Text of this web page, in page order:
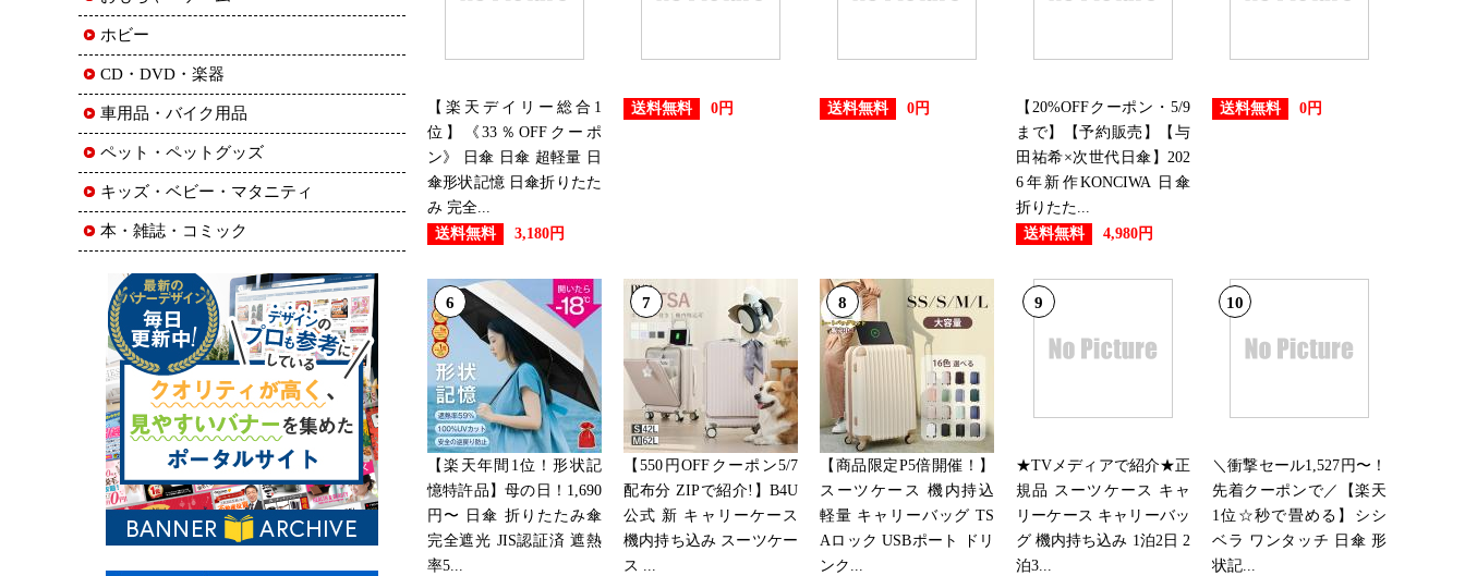
【楽天デイリー総合1
位】《33％OFFクーポ
ン》 日傘 日傘 超軽量 日
傘形状記憶 日傘折りたた
み 完全...
送料無料
3,180円
送料無料 0円 送料無料 0円
【20%OFFクーポン・5/9
まで】【予約販売】【与
田祐希×次世代日傘】202
6年新作KONCIWA 日傘
折りたた...
送料無料
4,980円
送料無料 0円
6
【楽天年間1位！形状記
憶特許品】母の日！1,690
円〜 日傘 折りたたみ傘
完全遮光 JIS認証済 遮熱
率5...
7
【550円OFFクーポン5/7
配布分 ZIPで紹介!】B4U
公式 新 キャリーケース
機内持ち込み スーツケー
ス ...
8
【商品限定P5倍開催！】
スーツケース 機内持込
軽量 キャリーバッグ TS
Aロック USBポート ドリ
ンク...
9
★TVメディアで紹介★正
規品 スーツケース キャ
リーケース キャリーバッ
グ 機内持ち込み 1泊2日 2
泊3...
10
＼衝撃セール1,527円〜！
先着クーポンで／【楽天
1位☆秒で畳める】シシ
ベラ ワンタッチ 日傘 形
状記...
ホビー
CD・DVD・楽器
車用品・バイク用品
ペット・ペットグッズ
キッズ・ベビー・マタニティ
本・雑誌・コミック